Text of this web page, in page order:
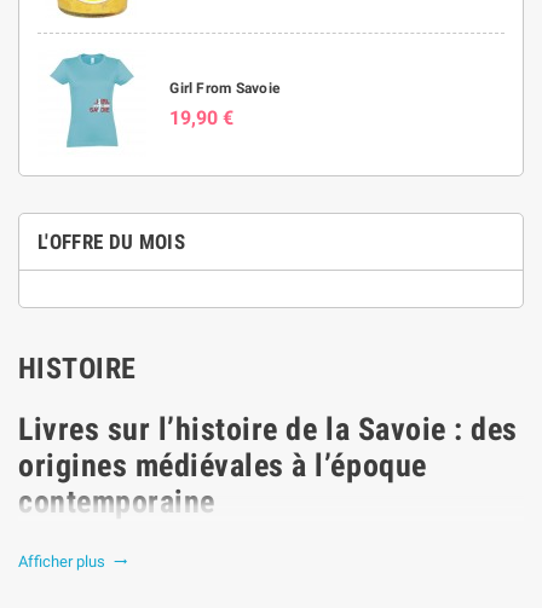
Girl From Savoie
19,90 €
L'OFFRE DU MOIS
HISTOIRE
Livres sur l’histoire de la Savoie : des
origines médiévales à l’époque
contemporaine
la Haute-Savoie
Afficher plus 